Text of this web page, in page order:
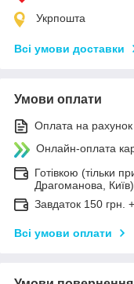
Укрпошта
Всі умови доставки
Умови оплати
Оплата на рахунок
Онлайн-оплата
Готівкою (тільки
Драгоманова,
Завдаток 150 грн.
Всі умови оплати